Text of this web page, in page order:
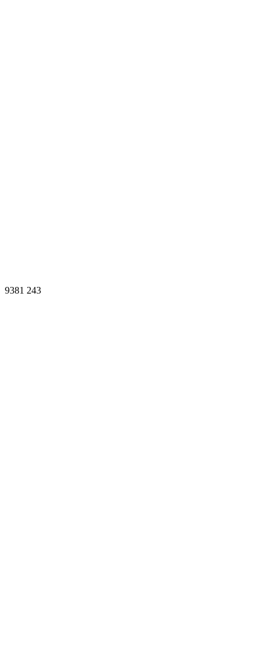
9381 243